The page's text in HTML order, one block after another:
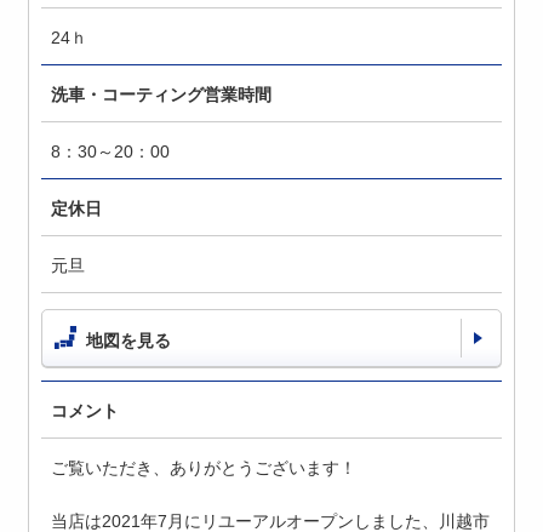
24ｈ
洗車・コーティング営業時間
8：30～20：00
定休日
元旦
地図を見る
コメント
ご覧いただき、ありがとうございます！
当店は2021年7月にリユーアルオープンしました、川越市